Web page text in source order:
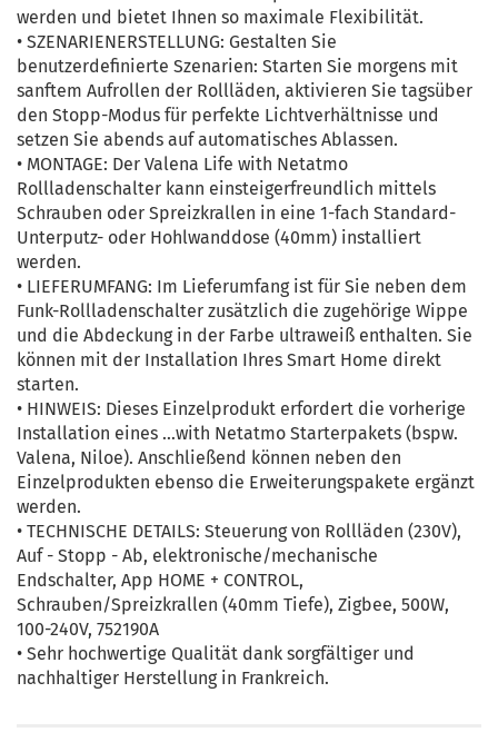
werden und bietet Ihnen so maximale Flexibilität.
• SZENARIENERSTELLUNG: Gestalten Sie
benutzerdefinierte Szenarien: Starten Sie morgens mit
sanftem Aufrollen der Rollläden, aktivieren Sie tagsüber
den Stopp-Modus für perfekte Lichtverhältnisse und
setzen Sie abends auf automatisches Ablassen.
• MONTAGE: Der Valena Life with Netatmo
Rollladenschalter kann einsteigerfreundlich mittels
Schrauben oder Spreizkrallen in eine 1-fach Standard-
Unterputz- oder Hohlwanddose (40mm) installiert
werden.
• LIEFERUMFANG: Im Lieferumfang ist für Sie neben dem
Funk-Rollladenschalter zusätzlich die zugehörige Wippe
und die Abdeckung in der Farbe ultraweiß enthalten. Sie
können mit der Installation Ihres Smart Home direkt
starten.
• HINWEIS: Dieses Einzelprodukt erfordert die vorherige
Installation eines …with Netatmo Starterpakets (bspw.
Valena, Niloe). Anschließend können neben den
Einzelprodukten ebenso die Erweiterungspakete ergänzt
werden.
• TECHNISCHE DETAILS: Steuerung von Rollläden (230V),
Auf - Stopp - Ab, elektronische/mechanische
Endschalter, App HOME + CONTROL,
Schrauben/Spreizkrallen (40mm Tiefe), Zigbee, 500W,
100-240V, 752190A
• Sehr hochwertige Qualität dank sorgfältiger und
nachhaltiger Herstellung in Frankreich.